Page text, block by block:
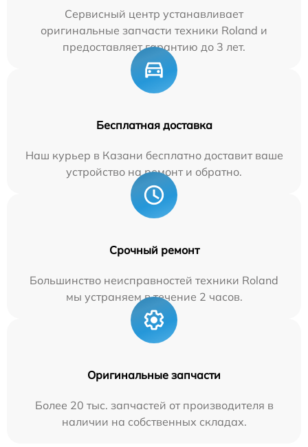
Сервисный центр устанавливает
оригинальные запчасти техники Roland и
предоставляет гарантию до 3 лет.
Бесплатная доставка
Наш курьер в Казани бесплатно доставит ваше
устройство на ремонт и обратно.
Срочный ремонт
Большинство неисправностей техники Roland
мы устраняем в течение 2 часов.
Оригинальные запчасти
Более 20 тыс. запчастей от производителя в
наличии на собственных складах.